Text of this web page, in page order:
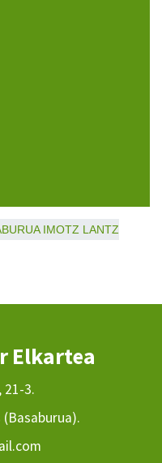
IMOTZ LANTZ
Elkartea
21-3.